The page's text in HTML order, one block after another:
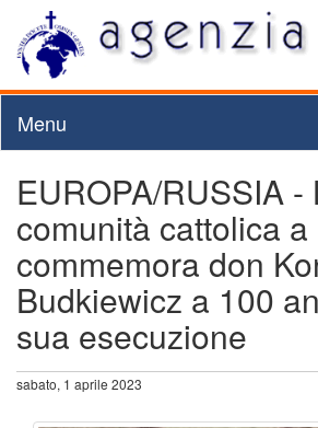
Menu
EUROPA/RUSSIA -
comunità cattolica
commemora don
Budkiewicz a 100
sua esecuzione
sabato, 1 aprile 2023